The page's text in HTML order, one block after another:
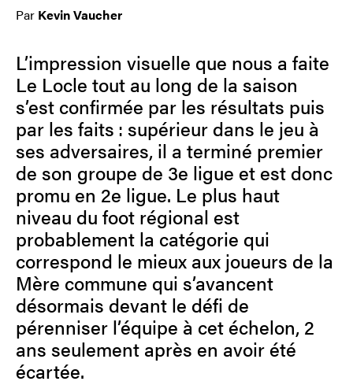
Par Kevin Vaucher
L’impression visuelle que nous a faite
Le Locle tout au long de la saison
s’est confirmée par les résultats puis
par les faits : supérieur dans le jeu à
ses adversaires, il a terminé premier
de son groupe de 3e ligue et est donc
promu en 2e ligue. Le plus haut
niveau du foot régional est
probablement la catégorie qui
correspond le mieux aux joueurs de la
Mère commune qui s’avancent
désormais devant le défi de
pérenniser l’équipe à cet échelon, 2
ans seulement après en avoir été
écartée.